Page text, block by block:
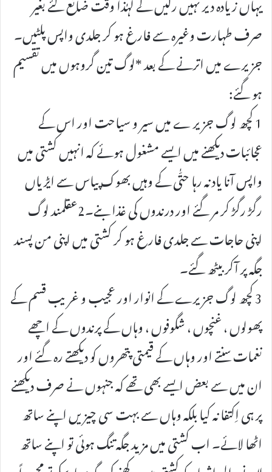
صرف طہارت وغیرہ سے فارغ ہو کر جلدی واپس پلٹیں۔
جزیرے میں اترنے کے بعد *لوگ تین گروہوں میں تقسیم
ہو گئے:
1 کچھ لوگ جزیر ے میں سیر و سیاحت اور اس کے
عجائبات دیکھنے میں ایسے مشغول ہوئے کہ انہیں کشتی میں
واپس آنا یاد نہ رہا حتّٰی کے وہیں بھوک پیاس سے ایڑیاں
رگڑ رگڑ کر مر گئے اور درندوں کی غذا بنے۔2عقلمند لوگ
اپنی حاجات سے جلدی فارغ ہو کر کشتی میں اپنی من پسند
جگہ پر آکر بیٹھ گئے۔
3 کچھ لوگ جزیرے کے انوار اور عجیب و غریب قسم کے
پھولوں ، غنچوں ، شگوفوں ، وہاں کے پرندوں کے اچھے
نغمات سنتے اور وہاں کے قیمتی پتھروں کو دیکھتے رہ گئے اور
ان میں سے بعض ایسے بھی تھے کہ جنہوں نے صرف دیکھنے
پر ہی اِکتفا نہ کیا بلکہ وہاں سے بہت سی چیزیں اپنے ساتھ
اٹھا لائے۔ اب کشتی میں مزید جگہ تنگ ہوئی تو اپنے ساتھ